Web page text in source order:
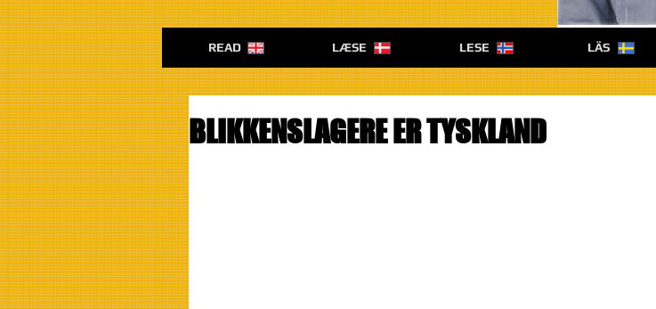
READ LÆSE LESE LÄS
BLIKKENSLAGERE ER TYSKLAND